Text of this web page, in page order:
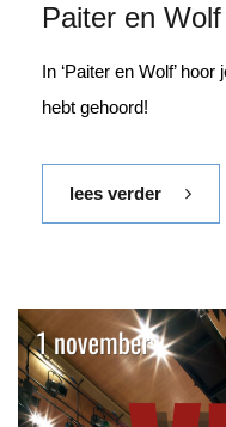
Paiter en Wolf
In ‘Paiter en Wolf’
hebt gehoord!
lees verder